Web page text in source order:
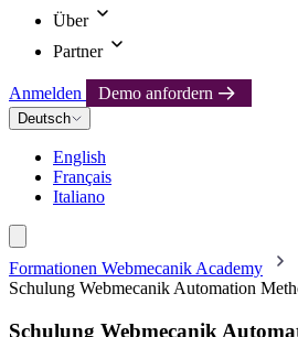
Über
Partner
Anmelden Demo anfordern
Deutsch
English
Français
Italiano
Formationen Webmecanik Academy
Schulung Webmecanik Automation
Schulung Webmecanik